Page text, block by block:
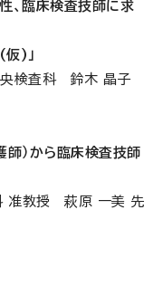
、臨床検査技師に求
)」
検査科 鈴木 晶子
師）から臨床検査技師
准教授 萩原 一美 先